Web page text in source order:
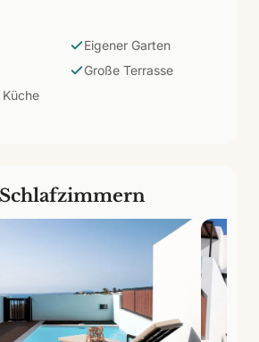
das Ensemble. Gedacht für
totale Unabhängigkeit und einen
zu teilen.
Eigener Garten
Große Terrasse